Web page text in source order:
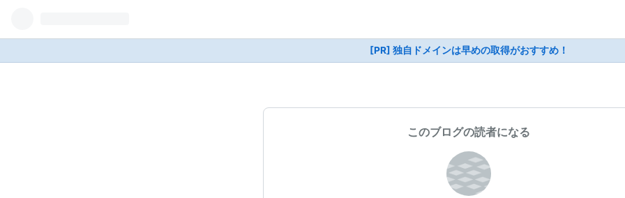
[PR] 独自ドメインは早めの取得がおすすめ！
このブログの読者になる